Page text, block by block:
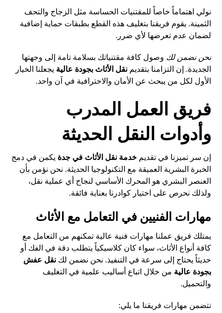
نولي اهتماماً خاصاً للمقتنيات الحساسة مثل الزجاج والتحف
الثمينة. يقوم فريقنا بتغليف هذه القطع بطبقات حماية إضافية
لضمان عدم تعرضها لأي ضرر.
نحن نضمن لك وصول كافة مقتنياتك بسلامة تامة إلى وجهتها
الجديدة. إن التزامنا بتقديمنقل الأثاث بجودة عالية يجعلنا الخيار
الأول لكل من يبحث عن الأمان والاحترافية في آن واحد.
فريق العمل المدرب
وأدوات النقل الحديثة
إن سر تميزنا في تقديمخدمة نقل الأثاث في جدة يكمن في دمج
الخبرة البشرية العميقة مع التكنولوجيا الحديثة. نحن نؤمن بأن
العنصر البشري هو المحرك الأساسي لنجاح أي عملية نقل،
ولذلك نحرص على اختيار كوادرنا بعناية فائقة.
مهارات الفنيين في التعامل مع الأثاث
يمتلك فريق عملنا مهارات فنية عالية تمكنهم من التعامل مع
كافة أنواع الأثاث، سواء كان كلاسيكياً يتطلب دقة في الفك أو
حديثاً يحتاج إلى سرعة في التنفيذ. نحن نضمن لكنقل عفش
بجودة عالية من خلال اتباع أساليب علمية في التغليف
والتحميل.
تتضمن مهارات فريقنا ما يلي: